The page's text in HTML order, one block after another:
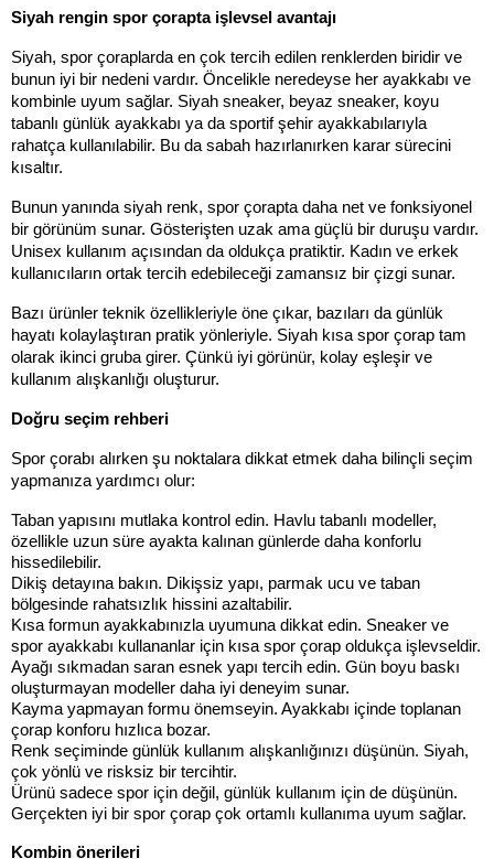
Siyah rengin spor çorapta işlevsel avantajı
Siyah, spor çoraplarda en çok tercih edilen renklerden biridir ve
bunun iyi bir nedeni vardır. Öncelikle neredeyse her ayakkabı ve
kombinle uyum sağlar. Siyah sneaker, beyaz sneaker, koyu
tabanlı günlük ayakkabı ya da sportif şehir ayakkabılarıyla
rahatça kullanılabilir. Bu da sabah hazırlanırken karar sürecini
kısaltır.
Bunun yanında siyah renk, spor çorapta daha net ve fonksiyonel
bir görünüm sunar. Gösterişten uzak ama güçlü bir duruşu vardır.
Unisex kullanım açısından da oldukça pratiktir. Kadın ve erkek
kullanıcıların ortak tercih edebileceği zamansız bir çizgi sunar.
Bazı ürünler teknik özellikleriyle öne çıkar, bazıları da günlük
hayatı kolaylaştıran pratik yönleriyle. Siyah kısa spor çorap tam
olarak ikinci gruba girer. Çünkü iyi görünür, kolay eşleşir ve
kullanım alışkanlığı oluşturur.
Doğru seçim rehberi
Spor çorabı alırken şu noktalara dikkat etmek daha bilinçli seçim
yapmanıza yardımcı olur:
Taban yapısını mutlaka kontrol edin. Havlu tabanlı modeller,
özellikle uzun süre ayakta kalınan günlerde daha konforlu
hissedilebilir.
Dikiş detayına bakın. Dikişsiz yapı, parmak ucu ve taban
bölgesinde rahatsızlık hissini azaltabilir.
Kısa formun ayakkabınızla uyumuna dikkat edin. Sneaker ve
spor ayakkabı kullananlar için kısa spor çorap oldukça işlevseldir.
Ayağı sıkmadan saran esnek yapı tercih edin. Gün boyu baskı
oluşturmayan modeller daha iyi deneyim sunar.
Kayma yapmayan formu önemseyin. Ayakkabı içinde toplanan
çorap konforu hızlıca bozar.
Renk seçiminde günlük kullanım alışkanlığınızı düşünün. Siyah,
çok yönlü ve risksiz bir tercihtir.
Ürünü sadece spor için değil, günlük kullanım için de düşünün.
Gerçekten iyi bir spor çorap çok ortamlı kullanıma uyum sağlar.
Kombin önerileri